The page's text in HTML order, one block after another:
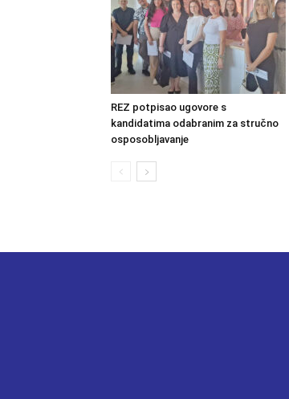
REZ potpisao ugovore s
kandidatima odabranim za stručno
osposobljavanje